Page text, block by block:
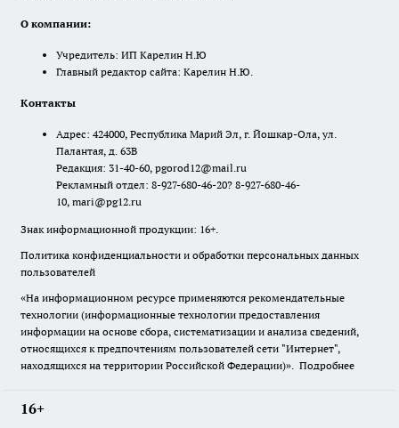
О компании:
Учредитель: ИП Карелин Н.Ю
Главный редактор сайта: Карелин Н.Ю.
Контакты
Адрес: 424000, Республика Марий Эл, г. Йошкар-Ола, ул.
Палантая, д. 63В
Редакция: 31-40-60, pgorod12@mail.ru
Рекламный отдел: 8-927-680-46-20? 8-927-680-46-
10, mari@pg12.ru
Знак информационной продукции: 16+.
Политика конфиденциальности и обработки персональных данных
пользователей
«На информационном ресурсе применяются рекомендательные
технологии (информационные технологии предоставления
информации на основе сбора, систематизации и анализа сведений,
относящихся к предпочтениям пользователей сети "Интернет",
находящихся на территории Российской Федерации)». Подробнее
16+